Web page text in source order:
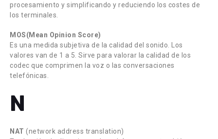
procesamiento y simplificando y reduciendo los costes de
los terminales.
MOS(Mean Opinion Score)
Es una medida subjetiva de la calidad del sonido. Los
valores van de 1 a 5. Sirve para valorar la calidad de los
codec que comprimen la voz o las conversaciones
telefónicas.
N
NAT (network address translation)